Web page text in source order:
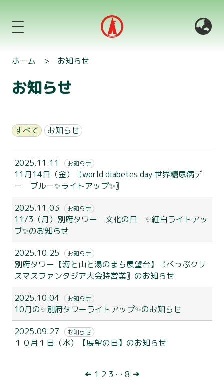
ホーム > お知らせ
お知らせ
すべて お知らせ
2025.11.11 お知らせ
11月14日（金）〖world diabetes day 世界糖尿病デ
ー ブルー✨ライトアップ✨〗
2025.11.03
お知らせ
11/3（月）別府タワー 文化の日 ✨紅白ライトアッ
プ✨のお知らせ
2025.10.25
お知らせ
別府タワー【海と山と湯のまち展望台】〖べっぷクリ
スマスファンタジア大会時営業〗のお知らせ
2025.10.04
お知らせ
10月の✨別府タワーライトアップ✨のお知らせ
2025.09.27
お知らせ
１０月１日（水）【展望の日】のお知らせ
← 1 2 3 … 8 →